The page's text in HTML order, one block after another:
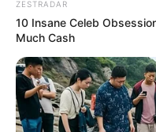
ZESTRADAR
10 Insane Celeb
Much Cash